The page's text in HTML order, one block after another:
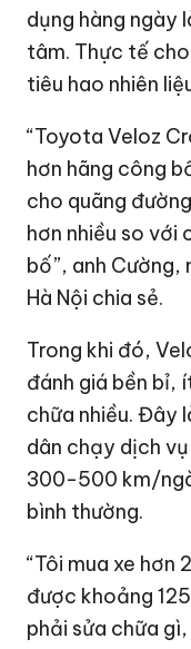
dụng hàng ngày
tâm. Thực tế
tiêu hao nhiên
“Toyota Veloz
hơn hãng công
cho quãng
hơn nhiều so với
bố”, anh
Hà Nội chia sẻ.
Trong khi đó,
đánh giá bền bỉ,
chữa nhiều. Đây
dân chạy dịch
300-500 km/
bình thường.
“Tôi mua xe hơn
được khoảng
phải sửa chữa